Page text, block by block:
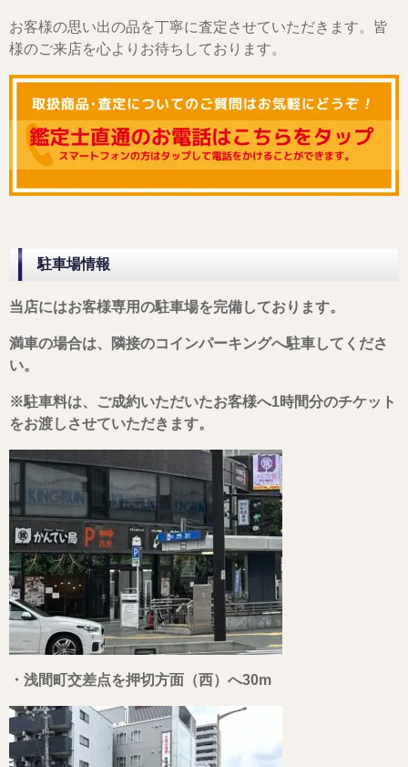
お客様の思い出の品を丁寧に査定させていただきます。皆
様のご来店を心よりお待ちしております。
駐車場情報
当店にはお客様専用の駐車場を完備しております。
満車の場合は、隣接のコインパーキングへ駐車してくださ
い。
※駐車料は、ご成約いただいたお客様へ1時間分のチケット
をお渡しさせていただきます。
・浅間町交差点を押切方面（西）へ30m